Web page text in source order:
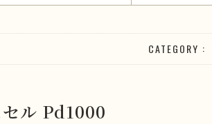
CATEGORY
ル Pd1000